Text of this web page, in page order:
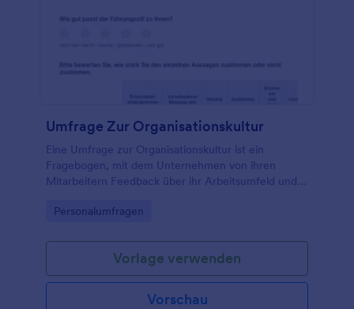
Umfrage Zur Organisationskultur
Eine Umfrage zur Organisationskultur ist ein
Fragebogen, mit dem Unternehmen von ihren
Mitarbeitern Feedback über ihr Arbeitsumfeld und
Go to Category:
Personalumfragen
Vorlage verwenden
Vorschau